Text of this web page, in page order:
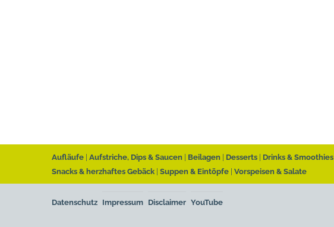
Aufläufe Aufstriche, Dips & Saucen Beilagen Desserts Drinks & Smoothies
Snacks & herzhaftes Gebäck Suppen & Eintöpfe Vorspeisen & Salate
Datenschutz Impressum Disclaimer YouTube